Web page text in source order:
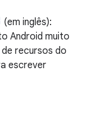
(em inglês):
Android muito
recursos do
escrever